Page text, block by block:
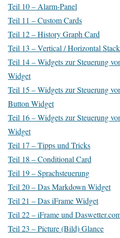
Teil 10 – Alarm-Panel
Teil 11 – Custom Cards
Teil 12 – History Graph Card
Teil 13 – Vertical / Horizontal
Teil 14 – Widgets zur Steuerung
Widget
Teil 15 – Widgets zur Steuerung
Button Widget
Teil 16 – Widgets zur Steuerung
Widget
Teil 17 – Tipps und Tricks
Teil 18 – Conditional Card
Teil 19 – Sprachsteuerung
Teil 20 – Das Markdown Widget
Teil 21 – Das iFrame Widget
Teil 22 – iFrame und
Teil 23 – Picture (Bild) Glance